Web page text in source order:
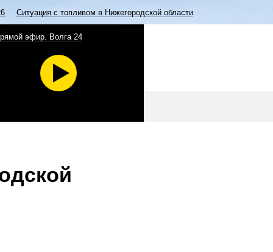
Ситуация с топливом в Нижегородской области
эфир. Волга 24